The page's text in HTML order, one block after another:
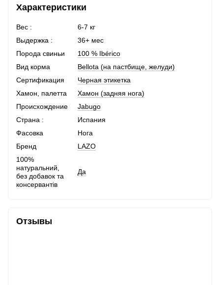
Характеристики
Вес :
6-7 кг
Выдержка :
36+ мес
Порода свиньи
100 % Ibérico
Вид корма
Bellota (на пастбище, желуди)
Сертификация
Черная этикетка
Хамон, палетта
Хамон (задняя нога)
Происхождение
Jabugo
Страна :
Испания
Фасовка
Нога
Бренд
LAZO
100%
натуральний,
без добавок та
консервантів
Да
Отзывы